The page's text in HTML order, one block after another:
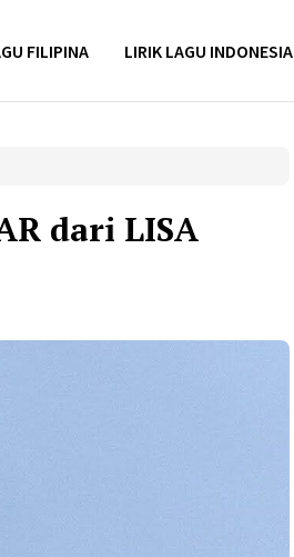
FILIPINA LIRIK LAGU INDONESIA
dari LISA